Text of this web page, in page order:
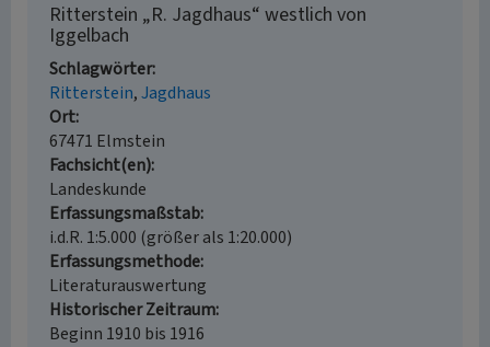
Ritterstein „R. Jagdhaus“ westlich von
Iggelbach
Schlagwörter
Ritterstein Jagdhaus
Ort
67471 Elmstein
Fachsicht(en)
Landeskunde
Erfassungsmaßstab
i.d.R. 1:5.000 (größer als 1:20.000)
Erfassungsmethode
Literaturauswertung
Historischer Zeitraum
Beginn 1910 bis 1916